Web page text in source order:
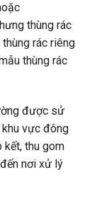
thùng rác
rác riêng
thùng rác
được sử
khu vực đông
kết, thu gom
nơi xử lý